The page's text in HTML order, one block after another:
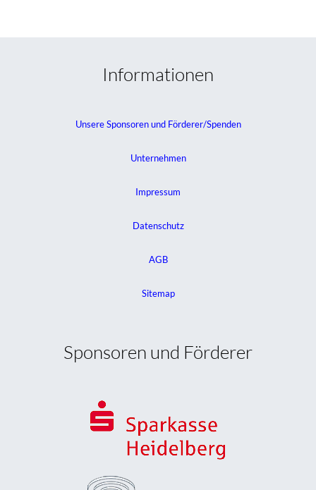
Informationen
Unsere Sponsoren und Förderer/Spenden
Unternehmen
Impressum
Datenschutz
AGB
Sitemap
Sponsoren und Förderer